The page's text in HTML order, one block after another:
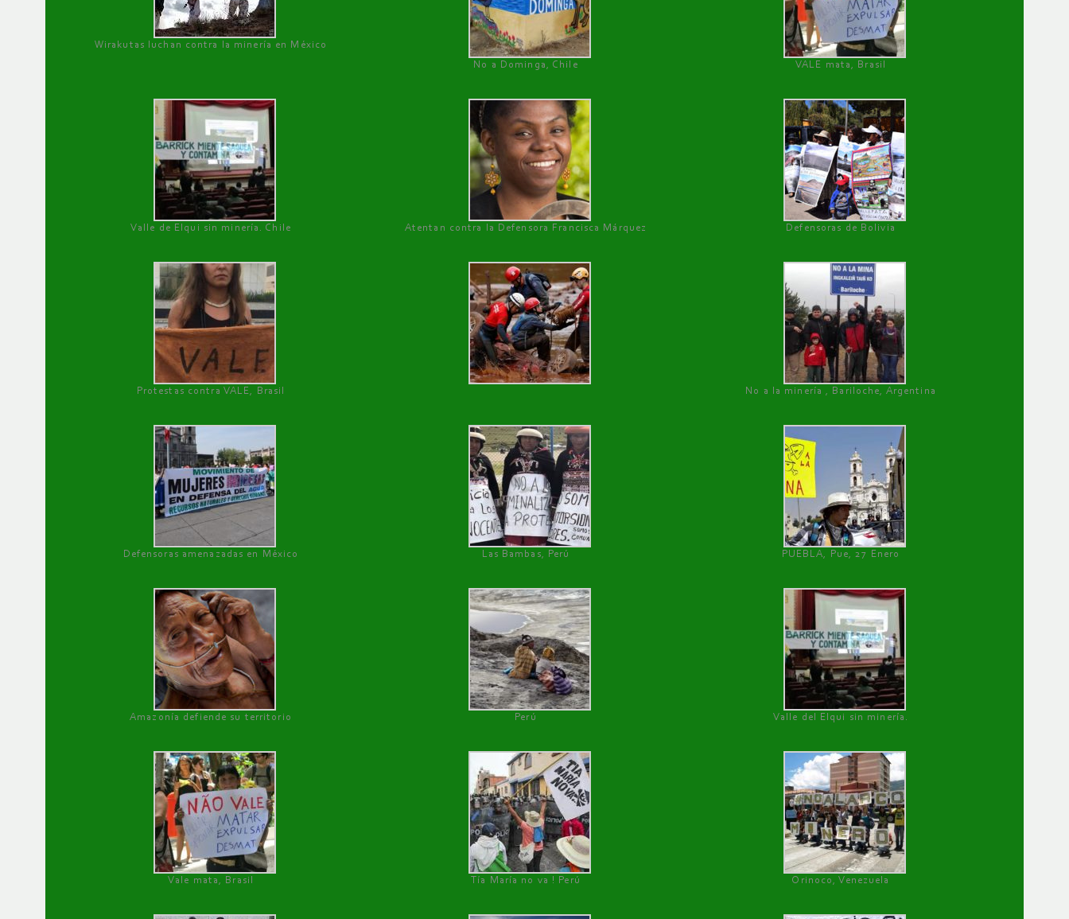
Wirakutas luchan contra la minería en México
No a Dominga, Chile
VALE mata, Brasil
Valle de Elqui sin minería. Chile Atentan contra la Defensora Francisca Márquez Defensoras de Bolivia
Protestas contra VALE, Brasil No a la minería , Bariloche, Argentina
Defensoras amenazadas en México Las Bambas, Perú PUEBLA, Pue, 27 Enero
Amazonía defiende su territorio Perú Valle del Elqui sin minería.
Vale mata, Brasil Tía María no va ! Perú Orinoco, Venezuela